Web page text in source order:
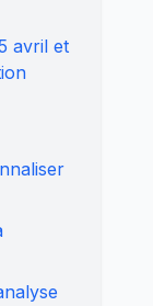
avril et